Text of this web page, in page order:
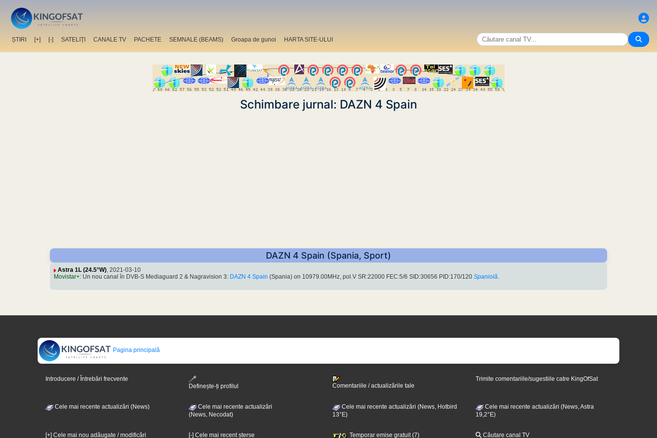
ȘTIRI [+] [-] SATELIȚI CANALE TV PACHETE SEMNALE (BEAMS) Groapa de gunoi HARTA SITE-ULUI
Schimbare jurnal: DAZN 4 Spain
DAZN 4 Spain (Spania, Sport)
Astra 1L (24.5°W), 2021-03-10
Movistar+: Un nou canal în DVB-S Mediaguard 2 & Nagravision 3: DAZN 4 Spain (Spania) on 10979.00MHz, pol.V SR:22000 FEC:5/6 SID:30656 PID:170/120 Spaniolă.
Pagina principală
Introducere / Întrebări frecvente
Definește-ți profilul
Comentariile / actualizările tale
Trimite comentariile/sugestiile catre KingOfSat
Cele mai recente actualizări (News)
Cele mai recente actualizări
(News, Necodat)
Cele mai recente actualizări (News, Hotbird
13°E)
Cele mai recente actualizări (News, Astra
19,2°E)
[+] Cele mai nou adăugate / modificări [-] Cele mai recent șterse Temporar emise gratuit (7) Căutare canal TV